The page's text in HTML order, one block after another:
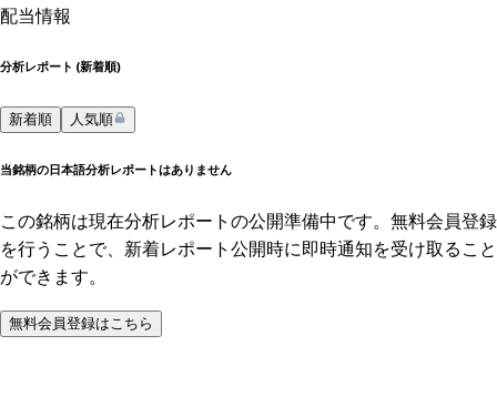
配当情報
分析レポート (新着順)
新着順 人気順
当銘柄の日本語分析レポートはありません
この銘柄は現在分析レポートの公開準備中です。無料会員登録
を行うことで、新着レポート公開時に即時通知を受け取ること
ができます。
無料会員登録はこちら